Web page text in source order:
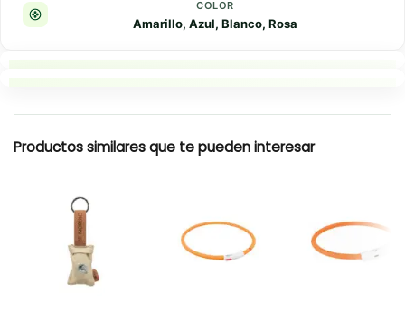
COLOR
Amarillo, Azul, Blanco, Rosa
Productos similares que te pueden interesar